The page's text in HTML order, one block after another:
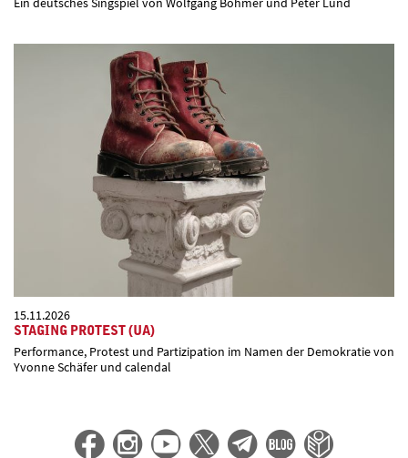
15.11.2026
STAGING PROTEST (UA)
Performance, Protest und Partizipation im Namen der Demokratie von
Yvonne Schäfer und calendal